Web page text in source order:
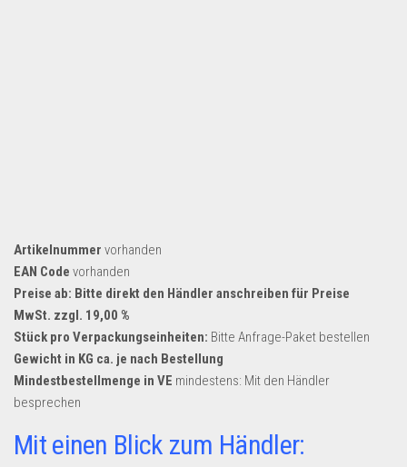
Artikelnummer vorhanden
EAN Code vorhanden
Preise ab: Bitte direkt den Händler anschreiben für Preise
MwSt. zzgl. 19,00 %
Stück pro Verpackungseinheiten: Bitte Anfrage-Paket bestellen
Gewicht in KG ca. je nach Bestellung
Mindestbestellmenge in VE mindestens: Mit den Händler
besprechen
Mit einen Blick zum Händler: